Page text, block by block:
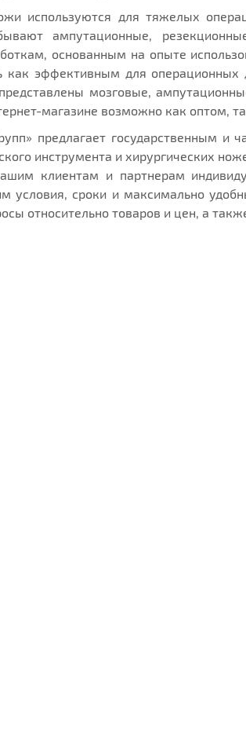
используются для тяжелых
ампутационные,
основанным на опыте
эффективным для операционных
мозговые,
магазине возможно как оптом,
предлагает государственным
инструмента и хирургических
клиентам и партнерам
условия, сроки и максимально
относительно товаров и цен, а